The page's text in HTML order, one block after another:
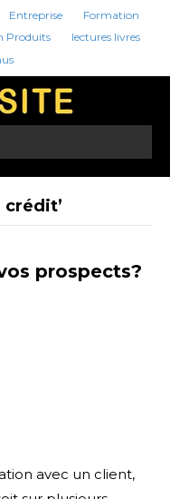
Entreprise
Formation
Produits
lectures livres
crédit’
prospects?
avec un client,